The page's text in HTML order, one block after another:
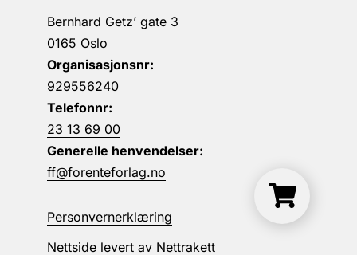
Bernhard Getz’ gate 3
0165 Oslo
Organisasjonsnr:
929556240
Telefonnr:
23 13 69 00
Generelle henvendelser:
ff@forenteforlag.no
Personvernerklæring
Nettside levert av Nettrakett